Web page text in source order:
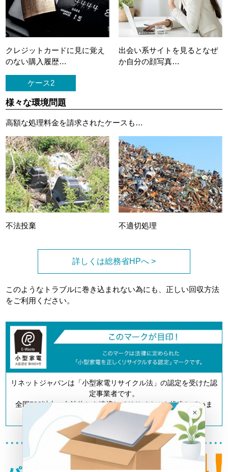
クレジットカードに 見に覚え
のない購入履歴…
出会い系サイトを見ると なぜ
か自分の顔写真…
ケース2
様々な環境問題
高額な処理料金を請求されたケースも…
不法投棄 不適切処理
詳しくは総務省HPへ >
このようなトラブルに巻き込まれない為にも、正しい回収方法
をご利用ください。
リネットジャパンは「小型家電リサイクル法」の認定を受けた認
定事業者です。
全国700以上の自治体とも連携してリサイクルを推進していま
す。
×